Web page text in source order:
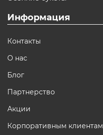
Информация
Контакты
О нас
Блог
Партнерство
Акции
Корпоративным клиентам